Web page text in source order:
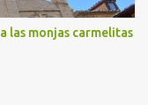
las monjas carmelitas